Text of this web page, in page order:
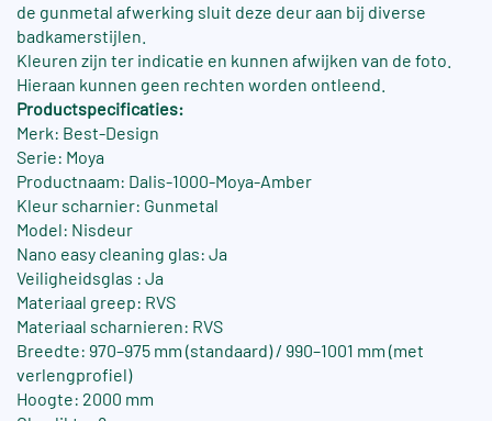
de gunmetal afwerking sluit deze deur aan bij diverse
badkamerstijlen.
Kleuren zijn ter indicatie en kunnen afwijken van de foto.
Hieraan kunnen geen rechten worden ontleend.
Productspecificaties:
Merk: Best-Design
Serie: Moya
Productnaam: Dalis-1000-Moya-Amber
Kleur scharnier: Gunmetal
Model: Nisdeur
Nano easy cleaning glas: Ja
Veiligheidsglas : Ja
Materiaal greep: RVS
Materiaal scharnieren: RVS
Breedte: 970–975 mm (standaard) / 990–1001 mm (met
verlengprofiel)
Hoogte: 2000 mm